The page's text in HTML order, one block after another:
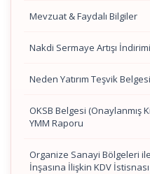
Mevzuat & Faydalı Bilgiler
Nakdi Sermaye Artışı İndirimi
Neden Yatırım Teşvik
OKSB Belgesi (Onaylanmış
YMM Raporu
Organize Sanayi Bölgeleri
İnşasına İlişkin KDV İstisnası